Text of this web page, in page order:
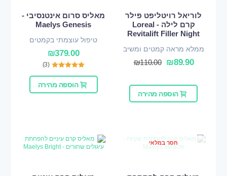
לוריאל רויטליפט פילר
קרם לילה - Loreal
Revitalift Filler Night
ממלא מראה קמטים ומשיב
נפח₪89.90
₪110.00
הוספה מהירה
מאליס סרום אינטנסיבי -
Maelys Genesis
טיפול עוצמתי בקמטים
₪379.00
(3)
הוספה מהירה
חסר במלאי